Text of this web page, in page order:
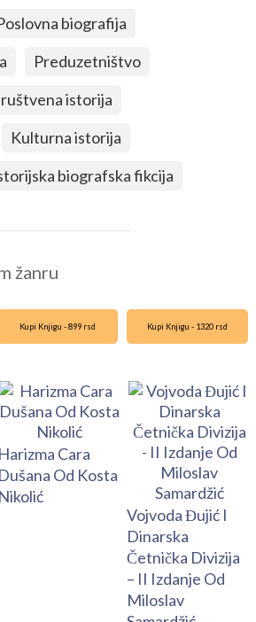
biografija
Preduzetništvo
istorija
Kulturna istorija
biografska fikcija
žanru
Kupi Knjigu - 899 rsd
Harizma Cara
Dušana Od Kosta
Nikolić
Kupi Knjigu - 1320 rsd
Vojvoda Đujić I
Dinarska
Četnička Divizija
– II Izdanje Od
Miloslav